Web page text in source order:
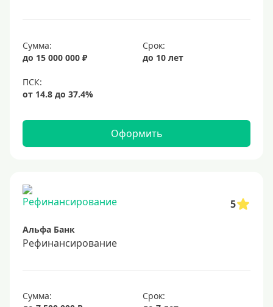
20%
Сумма
1000000 руб
1200000 руб
1300000 руб
1500000 руб
1600000 руб
Сумма:
до 15 000 000 ₽
Срок:
до 10 лет
Оформить
5
Альфа Банк
Рефинансирование
Сумма:
Срок: